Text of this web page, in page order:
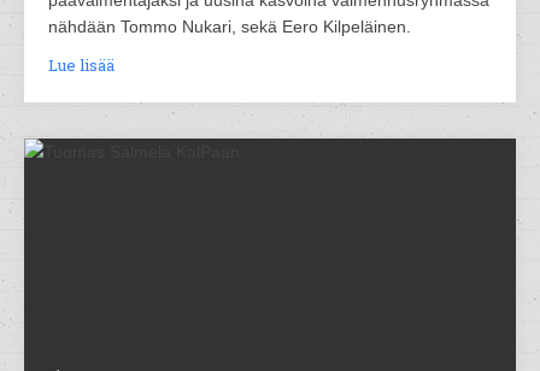
nähdään Tommo Nukari, sekä Eero Kilpeläinen.
Lue lisää